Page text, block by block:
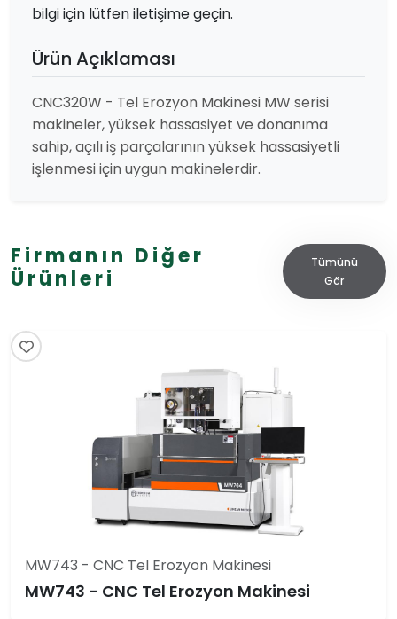
bilgi için lütfen iletişime geçin.
Ürün Açıklaması
CNC320W - Tel Erozyon Makinesi MW serisi
makineler, yüksek hassasiyet ve donanıma
sahip, açılı iş parçalarının yüksek hassasiyetli
işlenmesi için uygun makinelerdir.
Firmanın Diğer
Ürünleri
Tümünü
Gör
MW743 - CNC Tel Erozyon Makinesi
MW743 - CNC Tel Erozyon Makinesi